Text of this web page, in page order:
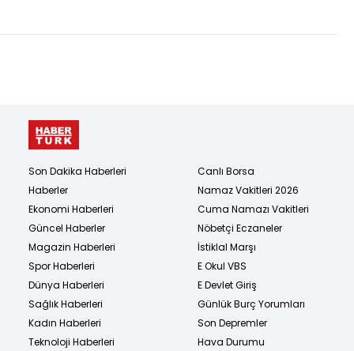
Son Dakika Haberleri
Haberler
Ekonomi Haberleri
Güncel Haberler
Magazin Haberleri
Spor Haberleri
Dünya Haberleri
Sağlık Haberleri
Kadın Haberleri
Teknoloji Haberleri
Canlı Borsa
Namaz Vakitleri 2026
Cuma Namazı Vakitleri
Nöbetçi Eczaneler
İstiklal Marşı
E Okul VBS
E Devlet Giriş
Günlük Burç Yorumları
Son Depremler
Hava Durumu